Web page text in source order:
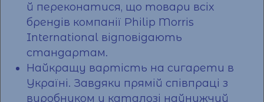
й переконатися, що товари всіх
брендів компанії Philip Morris
International відповідають
стандартам.
Найкращу вартість на сигарети в
Україні. Завдяки прямій співпраці з
виробником у каталозі найнижчий